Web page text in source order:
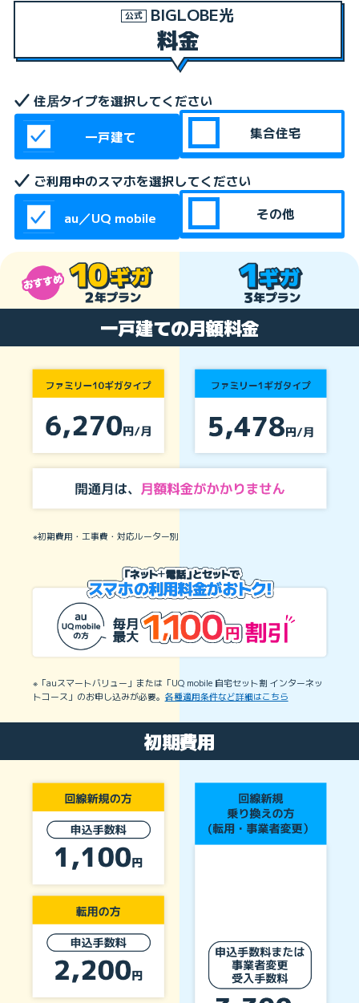
公式 BIGLOBE光
料金
住居タイプを選択してください
一戸建て 集合住宅
ご利用中のスマホを選択してください
au／UQ mobile その他
一戸建ての月額料金
※初期費用・工事費・対応ルーター別
※「auスマートバリュー」または「UQ mobile 自宅セット割 インターネッ
トコース」のお申し込みが必要。 各種適用条件など詳細はこちら
初期費用